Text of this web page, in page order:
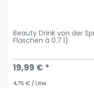
Beauty Drink von der
Flaschen à 0.7 l)
19,99 € *
4,76 € / Liter